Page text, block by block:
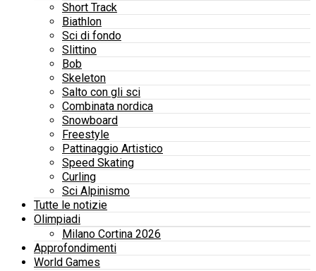
Short Track
Biathlon
Sci di fondo
Slittino
Bob
Skeleton
Salto con gli sci
Combinata nordica
Snowboard
Freestyle
Pattinaggio Artistico
Speed Skating
Curling
Sci Alpinismo
Tutte le notizie
Olimpiadi
Milano Cortina 2026
Approfondimenti
World Games